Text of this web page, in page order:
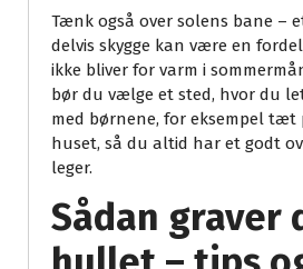
Tænk også over solens bane –
delvis skygge kan være en
ikke bliver for varm i
bør du vælge et sted, hvor du
med børnene, for eksempel tæt
huset, så du altid har et godt
leger.
Sådan graver